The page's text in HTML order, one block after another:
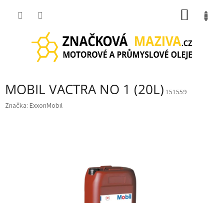
MOBIL VACTRA NO 1 (20L) 151559
Značka: ExxonMobil